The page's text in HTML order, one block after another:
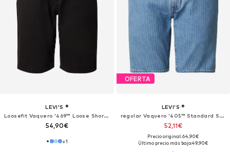
LEVI'S ®
Loosefit Vaquero '469™ Loose Shorts'
54,90€
+1
OFERTA
LEVI'S ®
regular Vaquero '405™ Standard Shorts'
52,11€
Precio original: 64,90€
Último precio más bajo:49,90€